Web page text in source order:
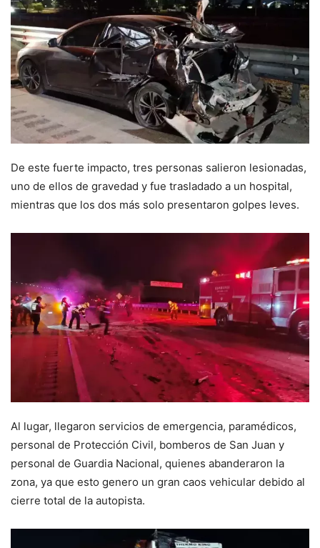
De este fuerte impacto, tres personas salieron lesionadas,
uno de ellos de gravedad y fue trasladado a un hospital,
mientras que los dos más solo presentaron golpes leves.
Al lugar, llegaron servicios de emergencia, paramédicos,
personal de Protección Civil, bomberos de San Juan y
personal de Guardia Nacional, quienes abanderaron la
zona, ya que esto genero un gran caos vehicular debido al
cierre total de la autopista.